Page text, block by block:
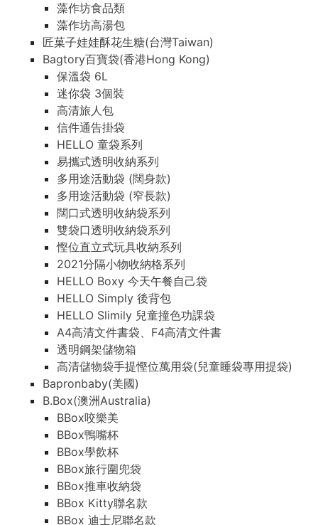
藻作坊食品類
藻作坊高湯包
匠菓子娃娃酥花生糖(台灣Taiwan)
Bagtory百寶袋(香港Hong Kong)
保溫袋 6L
迷你袋 3個裝
高清旅人包
信件通告掛袋
HELLO 童袋系列
易攜式透明收納系列
多用途活動袋 (闊身款)
多用途活動袋 (窄長款)
闊口式透明收納袋系列
雙袋口透明收納袋系列
慳位直立式玩具收納系列
2021分隔小物收納格系列
HELLO Boxy 今天午餐自己袋
HELLO Simply 後背包
HELLO Slimily 兒童撞色功課袋
A4高清文件書袋、F4高清文件書
透明鋼架儲物箱
高清儲物袋手提慳位萬用袋(兒童睡袋專用提袋)
Bapronbaby(美國)
B.Box(澳洲Australia)
BBox咬樂美
BBox鴨嘴杯
BBox學飲杯
BBox旅行圍兜袋
BBox推車收納袋
BBox Kitty聯名款
BBox 迪士尼聯名款